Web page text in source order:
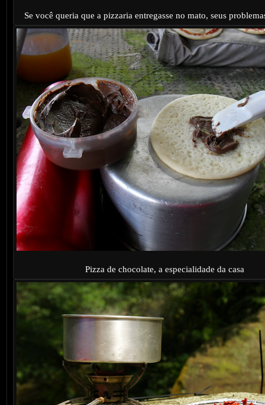
Se você queria que a pizzaria entregasse no mato, seus
Pizza de chocolate, a especialidade da casa